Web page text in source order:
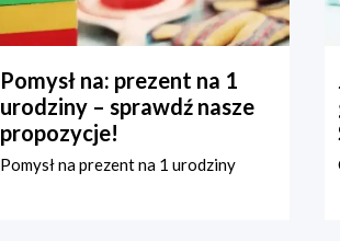
Pomysł na: prezent na 1
urodziny – sprawdź nasze
propozycje!
Pomysł na prezent na 1 urodziny